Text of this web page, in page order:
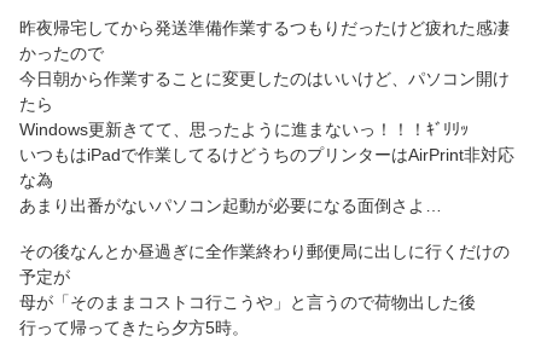
昨夜帰宅してから発送準備作業するつもりだったけど疲れた感凄
かったので
今日朝から作業することに変更したのはいいけど、パソコン開け
たら
Windows更新きてて、思ったように進まないっ！！！ｷﾞﾘﾘｯ
いつもはiPadで作業してるけどうちのプリンターはAirPrint非対応
な為
あまり出番がないパソコン起動が必要になる面倒さよ…
その後なんとか昼過ぎに全作業終わり郵便局に出しに行くだけの
予定が
母が「そのままコストコ行こうや」と言うので荷物出した後
行って帰ってきたら夕方5時。